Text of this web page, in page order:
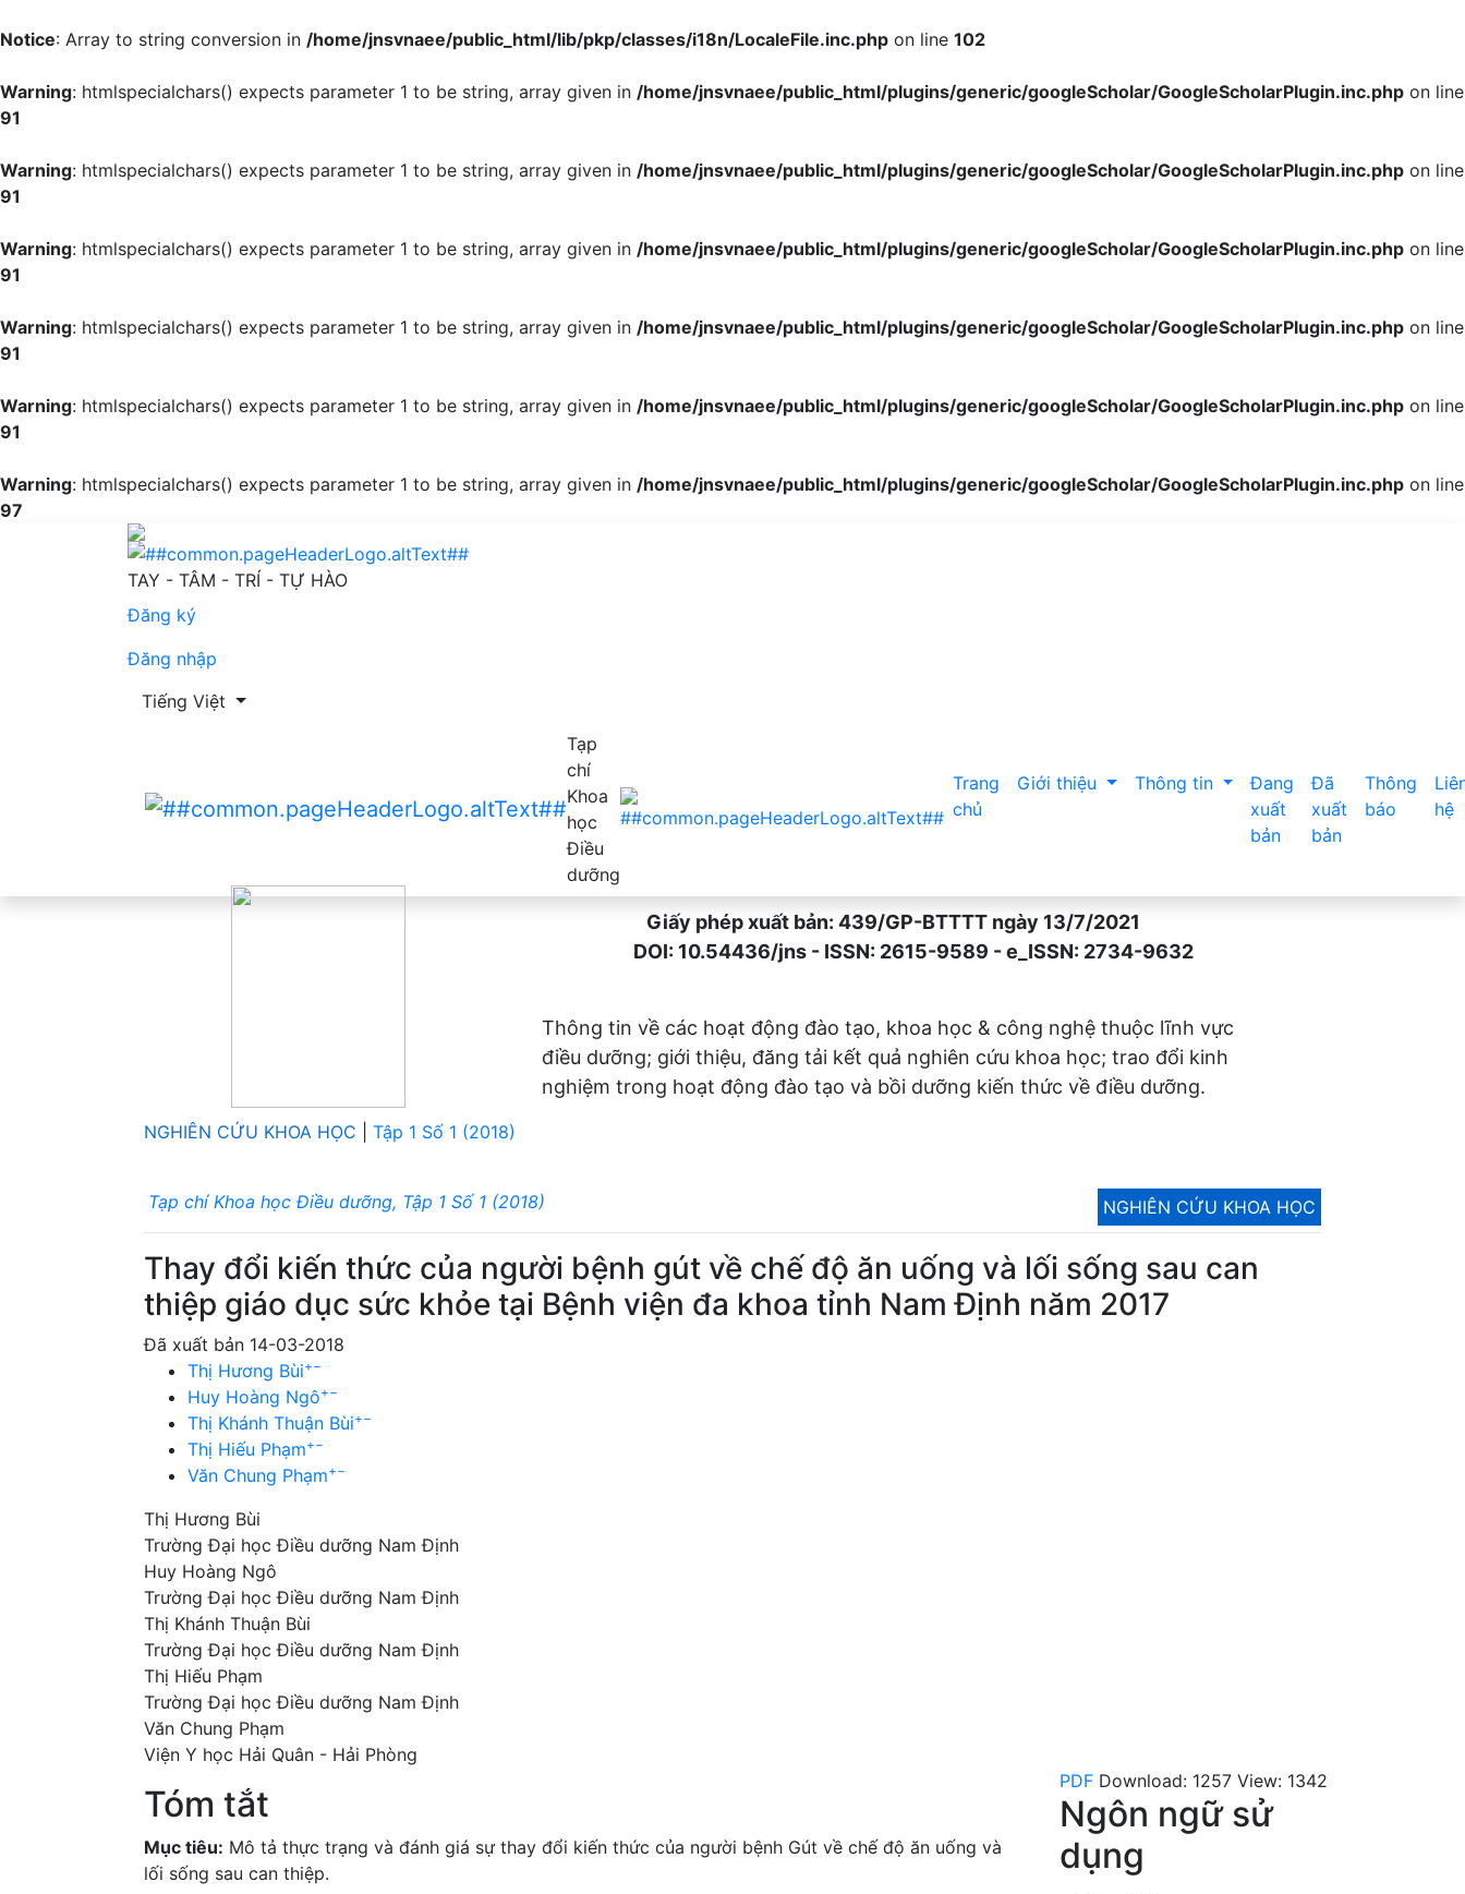
Notice: Array to string conversion in /home/jnsvnaee/public_html/lib/pkp/classes/i18n/LocaleFile.inc.php on line 102
Warning: htmlspecialchars() expects parameter 1 to be string, array given in /home/jnsvnaee/public_html/plugins/generic/googleScholar/GoogleScholarPlugin.inc.php on line
91
Warning: htmlspecialchars() expects parameter 1 to be string, array given in /home/jnsvnaee/public_html/plugins/generic/googleScholar/GoogleScholarPlugin.inc.php on line
91
Warning: htmlspecialchars() expects parameter 1 to be string, array given in /home/jnsvnaee/public_html/plugins/generic/googleScholar/GoogleScholarPlugin.inc.php on line
91
Warning: htmlspecialchars() expects parameter 1 to be string, array given in /home/jnsvnaee/public_html/plugins/generic/googleScholar/GoogleScholarPlugin.inc.php on line
91
Warning: htmlspecialchars() expects parameter 1 to be string, array given in /home/jnsvnaee/public_html/plugins/generic/googleScholar/GoogleScholarPlugin.inc.php on line
91
Warning: htmlspecialchars() expects parameter 1 to be string, array given in /home/jnsvnaee/public_html/plugins/generic/googleScholar/GoogleScholarPlugin.inc.php on line
97
Thay đổi kiến thức của người bệnh gút về chế độ ăn uống và lối sống sau can thiệp giáo dục sức khỏe tại Bệnh viện đa khoa tỉnh Nam Định năm 2017
TAY - TÂM - TRÍ - TỰ HÀO
Đăng ký
Đăng nhập
Thay đổi ngôn ngữ. Ngôn ngữ hiện tại là:
Tiếng Việt
Tạp
chí
Khoa
học
Điều
dưỡng
Trang
chủ
Giới thiệu Thông tin
Đang
xuất
bản
Đã
xuất
bản
Thông
báo
hệ
Giấy phép xuất bản: 439/GP-BTTTT ngày 13/7/2021
DOI: 10.54436/jns - ISSN: 2615-9589 - e_ISSN: 2734-9632
Thông tin về các hoạt động đào tạo, khoa học & công nghệ thuộc lĩnh vực
điều dưỡng; giới thiệu, đăng tải kết quả nghiên cứu khoa học; trao đổi kinh
nghiệm trong hoạt động đào tạo và bồi dưỡng kiến thức về điều dưỡng.
NGHIÊN CỨU KHOA HỌC Tập 1 Số 1 (2018)
Tạp chí Khoa học Điều dưỡng, Tập 1 Số 1 (2018) NGHIÊN CỨU KHOA HỌC
Thay đổi kiến thức của người bệnh gút về chế độ ăn uống và lối sống sau can
thiệp giáo dục sức khỏe tại Bệnh viện đa khoa tỉnh Nam Định năm 2017
Đã xuất bản 14-03-2018
Thị Hương Bùi+−
Huy Hoàng Ngô+−
Thị Khánh Thuận Bùi+−
Thị Hiếu Phạm+−
Văn Chung Phạm+−
Thị Hương Bùi
Trường Đại học Điều dưỡng Nam Định
Huy Hoàng Ngô
Trường Đại học Điều dưỡng Nam Định
Thị Khánh Thuận Bùi
Trường Đại học Điều dưỡng Nam Định
Thị Hiếu Phạm
Trường Đại học Điều dưỡng Nam Định
Văn Chung Phạm
Viện Y học Hải Quân - Hải Phòng
PDF Download: 1257 View: 1342
Ngôn ngữ sử
dụng
Tóm tắt
Mục tiêu: Mô tả thực trạng và đánh giá sự thay đổi kiến thức của người bệnh Gút về chế độ ăn uống và
lối sống sau can thiệp.